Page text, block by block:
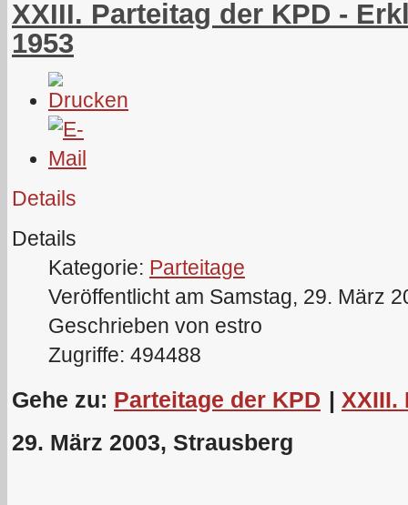
XXIII. Parteitag der KPD -
1953
Details
Details
Kategorie: Parteitage
Veröffentlicht am Samstag, 29. März
Geschrieben von estro
Zugriffe: 494488
Gehe zu: Parteitage der KPD | XXIII.
29. März 2003, Strausberg